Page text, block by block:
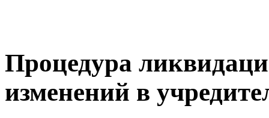
Процедура
изменений в